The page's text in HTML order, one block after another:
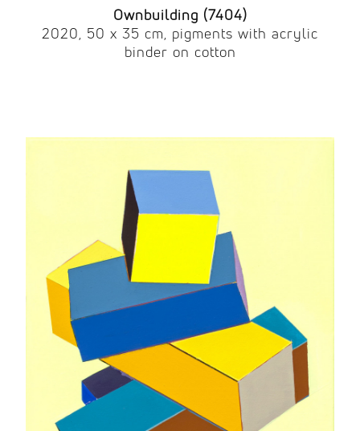
Ownbuilding (7404)
2020, 50 x 35 cm, pigments with acrylic
binder on cotton